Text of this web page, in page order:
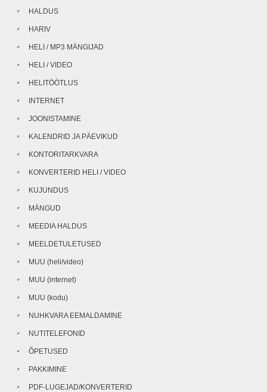
HALDUS
HARIV
HELI / MP3 MÄNGIJAD
HELI / VIDEO
HELITÖÖTLUS
INTERNET
JOONISTAMINE
KALENDRID JA PÄEVIKUD
KONTORITARKVARA
KONVERTERID HELI / VIDEO
KUJUNDUS
MÄNGUD
MEEDIA HALDUS
MEELDETULETUSED
MUU (heli/video)
MUU (internet)
MUU (kodu)
NUHKVARA EEMALDAMINE
NUTITELEFONID
ÕPETUSED
PAKKIMINE
PDF-LUGEJAD/KONVERTERID